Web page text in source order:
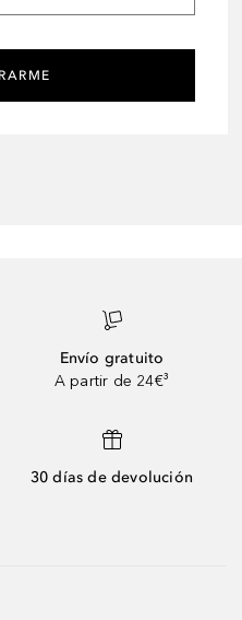
Envío gratuito
A partir de 24€³
30 días de devolución